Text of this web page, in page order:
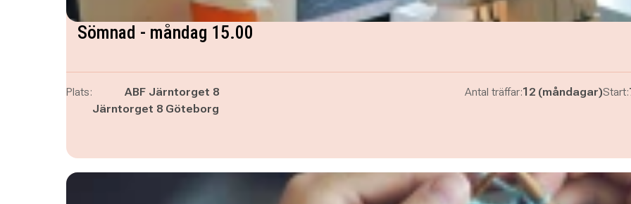
Sömnad - måndag 15.00
Plats:
ABF Järntorget 8
Järntorget 8 Göteborg
Antal träffar:12 (måndagar)Start: